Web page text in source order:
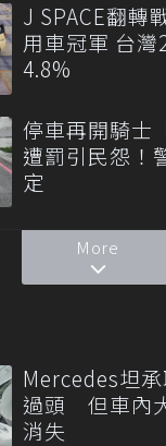
J SPACE翻轉
用車冠軍 台灣
4.8%
停車再開騎士
遭罰引民怨！
定
More
Mercedes坦
過頭 但車內
消失